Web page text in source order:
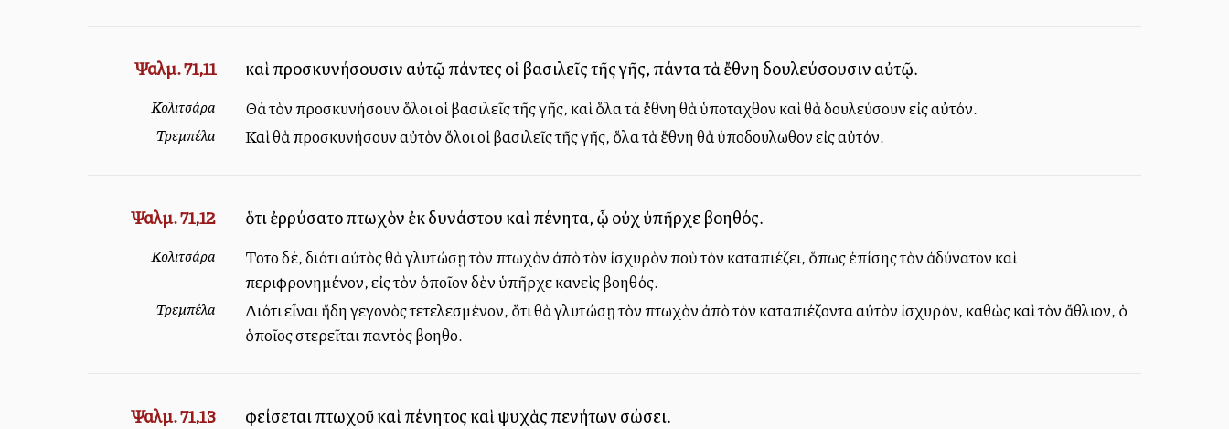
Ψαλμ. 71,11 καὶ προσκυνήσουσιν αὐτῷ πάντες οἱ βασιλεῖς τῆς γῆς, πάντα τὰ ἔθνη δουλεύσουσιν αὐτῷ.
Κολιτσάρα Θὰ τὸν προσκυνήσουν ὅλοι οἱ βασιλεῖς τῆς γῆς, καὶ ὅλα τὰ ἔθνη θὰ ὑποταχθοῦν καὶ θὰ δουλεύσουν εἰς αὐτόν.
Τρεμπέλα Καὶ θὰ προσκυνήσουν αὐτὸν ὅλοι οἱ βασιλεῖς τῆς γῆς, ὅλα τὰ ἔθνη θὰ ὑποδουλωθοῦν εἰς αὐτόν.
Ψαλμ. 71,12 ὅτι ἐρρύσατο πτωχὸν ἐκ δυνάστου καὶ πένητα, ᾧ οὐχ ὑπῆρχε βοηθός.
Κολιτσάρα
Τοῦτο δέ, διότι αὐτὸς θὰ γλυτώσῃ τὸν πτωχὸν ἀπὸ τὸν ἰσχυρὸν ποὺ τὸν καταπιέζει, ὅπως ἐπίσης τὸν ἀδύνατον καὶ
περιφρονημένον, εἰς τὸν ὁποῖον δὲν ὑπῆρχε κανεὶς βοηθός.
Τρεμπέλα
Διότι εἶναι ἤδη γεγονὸς τετελεσμένον, ὅτι θὰ γλυτώσῃ τὸν πτωχὸν ἀπὸ τὸν καταπιέζοντα αὐτὸν ἰσχυρόν, καθὼς καὶ τὸν ἄθλιον, ὁ
ὁποῖος στερεῖται παντὸς βοηθοῦ.
Ψαλμ. 71,13 φείσεται πτωχοῦ καὶ πένητος καὶ ψυχὰς πενήτων σώσει.